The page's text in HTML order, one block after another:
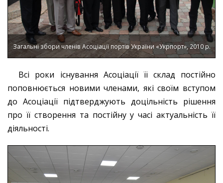
Загальні збори членів Асоціації портів України «Укрпорт», 2010 р.
Всі роки існування Асоціації її склад постійно
поповнюється новими членами, які своїм вступом
до Асоціації підтверджують доцільність рішення
про її створення та постійну у часі актуальність її
діяльності.